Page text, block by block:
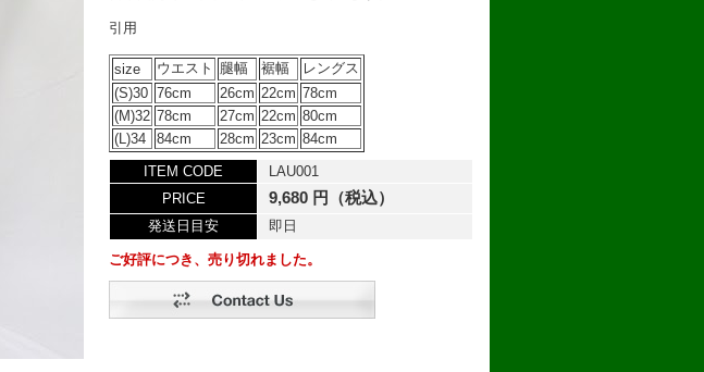
引用
size ウエスト 腿幅 裾幅
レングス
(S)30 76cm 26cm 22cm 78cm
(M)32 78cm 27cm 22cm 80cm
(L)34
84cm 28cm 23cm 84cm
ITEM CODE
LAU001
PRICE
9,680 円（税込）
発送日目安 即日
ご好評につき、売り切れました。